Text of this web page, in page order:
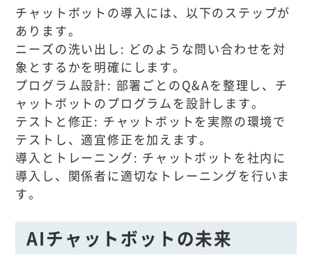
チャットボットの導入には、以下のステップが
あります。
ニーズの洗い出し: どのような問い合わせを対
象とするかを明確にします。
プログラム設計: 部署ごとのQ&Aを整理し、チ
ャットボットのプログラムを設計します。
テストと修正: チャットボットを実際の環境で
テストし、適宜修正を加えます。
導入とトレーニング: チャットボットを社内に
導入し、関係者に適切なトレーニングを行いま
す。
AIチャットボットの未来